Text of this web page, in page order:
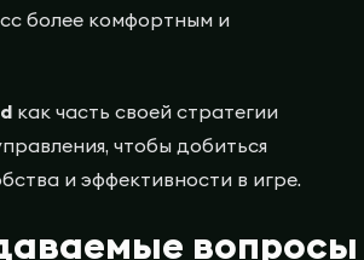
более комфортным и
как часть своей стратегии
чтобы добиться
и эффективности в игре.
вопросы